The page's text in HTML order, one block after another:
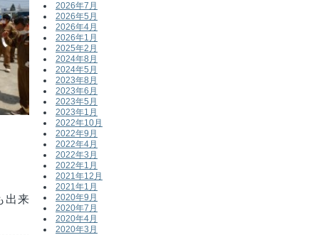
2026年7月
2026年5月
2026年4月
2026年1月
2025年2月
2024年8月
2024年5月
2023年8月
2023年6月
2023年5月
2023年1月
2022年10月
2022年9月
2022年4月
2022年3月
2022年1月
2021年12月
2021年1月
2020年9月
2020年7月
2020年4月
2020年3月
出来